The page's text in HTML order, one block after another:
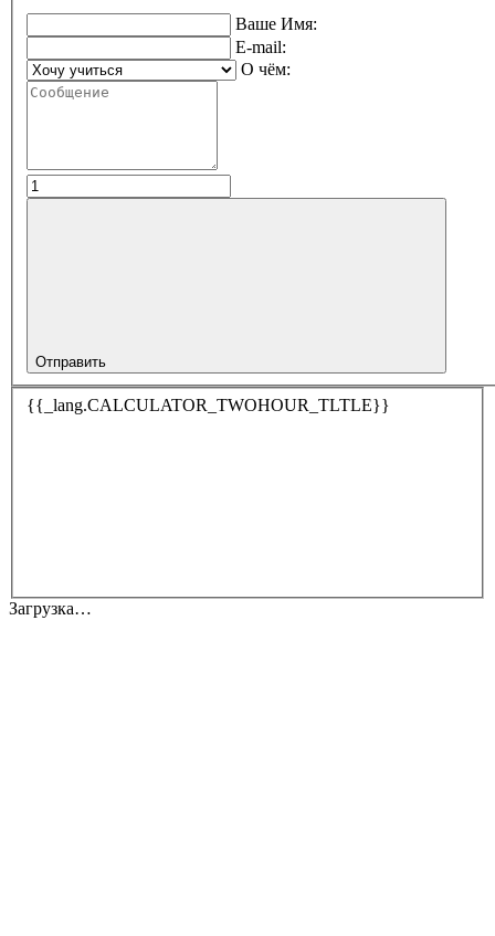
Ваше Имя:
E-mail:
О чём:
Отправить
{{_lang.CALCULATOR_TWOHOUR_TLTLE}}
Загрузка…